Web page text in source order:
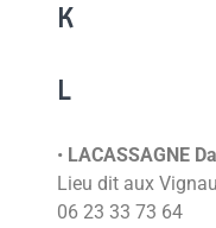
K
L
• LACASSAGNE
Lieu dit aux
06 23 33 73 64